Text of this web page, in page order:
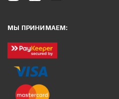
МЫ ПРИНИМАЕМ: